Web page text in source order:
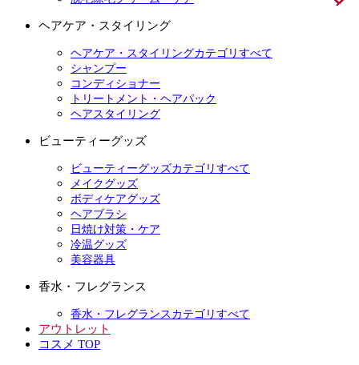
ヘアケア・スタイリング
ヘアケア・スタイリングカテゴリすべて
シャンプー
コンディショナー
トリートメント・ヘアパック
ヘアスタイリング
ビューティーグッズ
ビューティーグッズカテゴリすべて
メイクグッズ
ボディケアグッズ
ヘアブラシ
日焼け対策・ケア
冷温グッズ
美容器具
香水・フレグランス
香水・フレグランスカテゴリすべて
アウトレット
コスメ TOP